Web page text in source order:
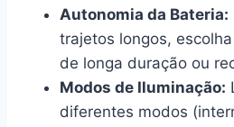
Autonomia da Bateria:
trajetos longos,
de longa duração ou
Modos de Iluminação:
diferentes modos